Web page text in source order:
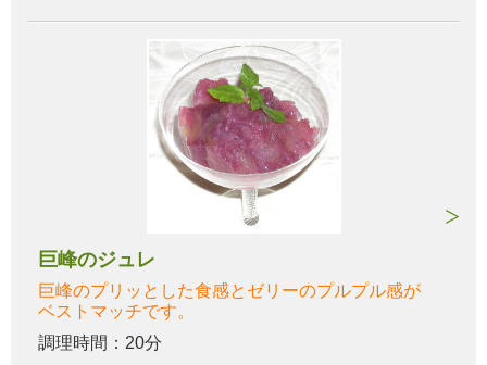
巨峰のジュレ
巨峰のプリッとした食感とゼリーのプルプル感が
ベストマッチです。
調理時間：20分